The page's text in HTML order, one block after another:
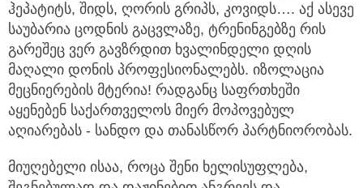
ჰეპატიტს, შიდს, ღორის გრიპს, კოვიდს…. აქ ასევე
საუბარია ცოდნის გაცვლაზე, ტრენინგებზე რის
გარეშეც ვერ გავზრდით ხვალინდელი დღის
მაღალი დონის პროფესიონალებს. იზოლაცია
მეცნიერების მტერია! რადგანც საფრთხეში
აყენებენ საქართველოს მიერ მოპოვებულ
აღიარებას - სანდო და თანასწორ პარტნიორობას.
მიუღებელი ისაა, როცა შენი ხელისუფლება,